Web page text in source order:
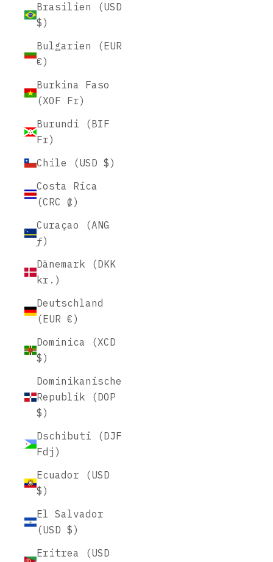
Brasilien (USD
$)
Bulgarien (EUR
€)
Burkina Faso
(XOF Fr)
Burundi (BIF
Fr)
Chile (USD $)
Costa Rica
(CRC ₡)
Curaçao (ANG
ƒ)
Dänemark (DKK
kr.)
Deutschland
(EUR €)
Dominica (XCD
$)
Dominikanische
Republik (DOP
$)
Dschibuti (DJF
Fdj)
Ecuador (USD
$)
El Salvador
(USD $)
Eritrea (USD